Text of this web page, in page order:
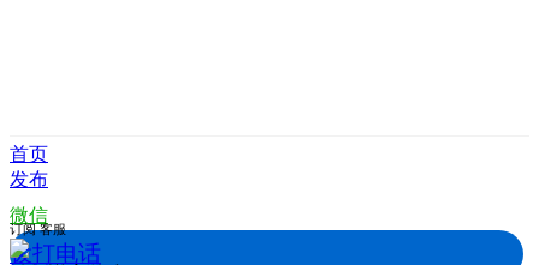
首页
发布
微信
拨打电话
订阅 客服